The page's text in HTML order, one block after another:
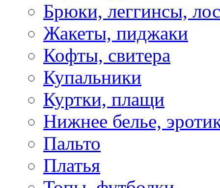
Брюки, леггинсы,
Жакеты, пиджаки
Кофты, свитера
Купальники
Куртки, плащи
Нижнее белье,
Пальто
Платья